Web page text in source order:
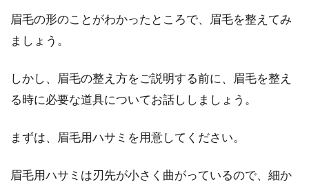
眉毛は細い・太いで印象が大きく変
わる！人気のある眉毛は？
人は、眉毛の濃さや細さ、太さなどの形で大き
く印象が変わります。顔の重要なパーツでもあ
眉毛の形のことがわかったところで、眉毛を整えてみ
ましょう。
しかし、眉毛の整え方をご説明する前に、眉毛を整え
る時に必要な道具についてお話ししましょう。
まずは、眉毛用ハサミを用意してください。
眉毛用ハサミは刃先が小さく曲がっているので、細か